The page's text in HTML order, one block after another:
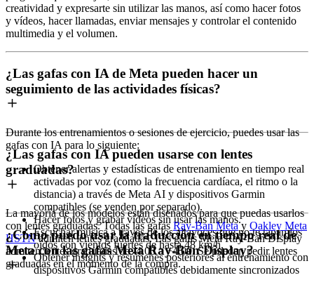
creatividad y expresarte sin utilizar las manos, así como hacer fotos
y vídeos, hacer llamadas, enviar mensajes y controlar el contenido
multimedia y el volumen.
¿Las gafas con IA de Meta pueden hacer un
seguimiento de las actividades físicas?
Durante los entrenamientos o sesiones de ejercicio, puedes usar las
gafas con IA para lo siguiente:
Obtener alertas y estadísticas de entrenamiento en tiempo real
activadas por voz (como la frecuencia cardíaca, el ritmo o la
distancia) a través de Meta AI y dispositivos Garmin
compatibles (se venden por separado).
Hacer fotos y grabar vídeos sin usar las manos.
Escuchar música a través de los altavoces que no te tapan los
oídos con vientos fuertes de hasta 48 km/h.
Obtener insights y resúmenes posteriores al entrenamiento con
dispositivos Garmin compatibles debidamente sincronizados
¿Las gafas con IA pueden usarse con lentes
graduadas?
La mayoría de los modelos están diseñados para que puedas usarlos
con lentes graduadas. Todas las gafasRay-Ban Metay Oakley Meta
HSTNadmiten lentes graduadas. Las gafas Meta Ray-Ban Display
admiten lentes graduadas de -4.00 a +4.00. Se pueden pedir lentes
graduadas en el momento de la compra.
¿Cómo puedo usar la traducción en tiempo real de
Meta con las gafas Meta Ray-Ban Display?